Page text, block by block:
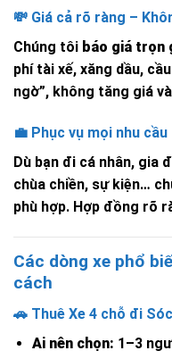
💸 Giá cả rõ ràng –
Chúng tôi báo giá trọn
phí tài xế, xăng dầu,
ngờ”, không tăng giá
💼 Phục vụ mọi nhu cầu
Dù bạn đi cá nhân, gia
chùa chiền, sự kiện…
phù hợp. Hợp đồng rõ
Các dòng xe phổ
cách
🚗 Thuê Xe 4 chỗ đi
Ai nên chọn: 1–3